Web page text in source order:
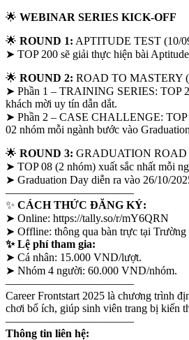
🌟 WEBINAR SERIES KICK-OFF
🌟 ROUND 1: APTITUDE TEST (10/
➤ TOP 200 sẽ giải thực hiện bài
🌟 ROUND 2: ROAD TO MASTERY
➤ Phần 1 – TRAINING SERIES: TOP
khách mời uy tín dẫn dắt.
➤ Phần 2 – CASE CHALLENGE: TOP
02 nhóm mỗi ngành bước vào
🌟 ROUND 3: GRADUATION ROAD
➤ TOP 08 (2 nhóm) xuất sắc nhất mỗi
➤ Graduation Day diễn ra vào 26/10/
———————————–
✨ CÁCH THỨC ĐĂNG KÝ:
➤ Online: https://tally.so/r/mY6QRN
➤ Offline: thông qua bàn trực tại
✨Lệ phí tham gia:
➤ Cá nhân: 15.000 VND/lượt.
➤ Nhóm 4 người: 60.000 VND/nhóm.
———————————–
Career Frontstart 2025 là chương trình
chơi bổ ích, giúp sinh viên trang bị kiến
———————————–
Thông tin liên hệ: